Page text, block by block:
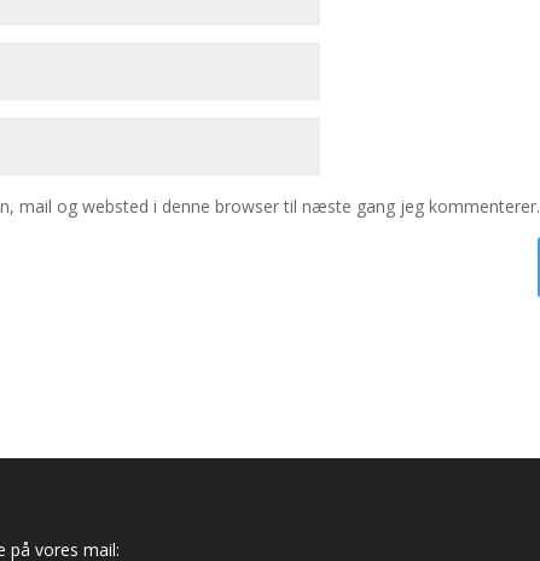
mail og websted i denne browser til næste gang jeg kommenterer.
på vores mail: